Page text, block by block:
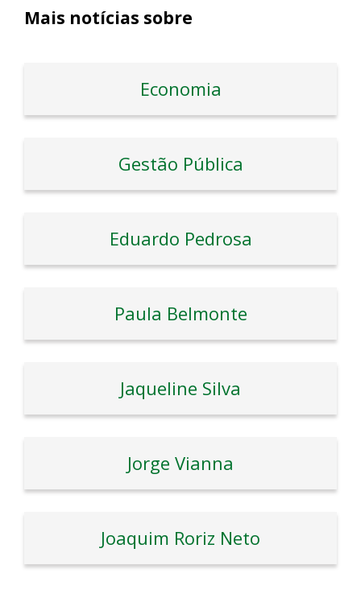
Mais notícias sobre
Economia
Gestão Pública
Eduardo Pedrosa
Paula Belmonte
Jaqueline Silva
Jorge Vianna
Joaquim Roriz Neto